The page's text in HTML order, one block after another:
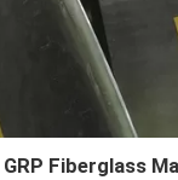
Fiberglass